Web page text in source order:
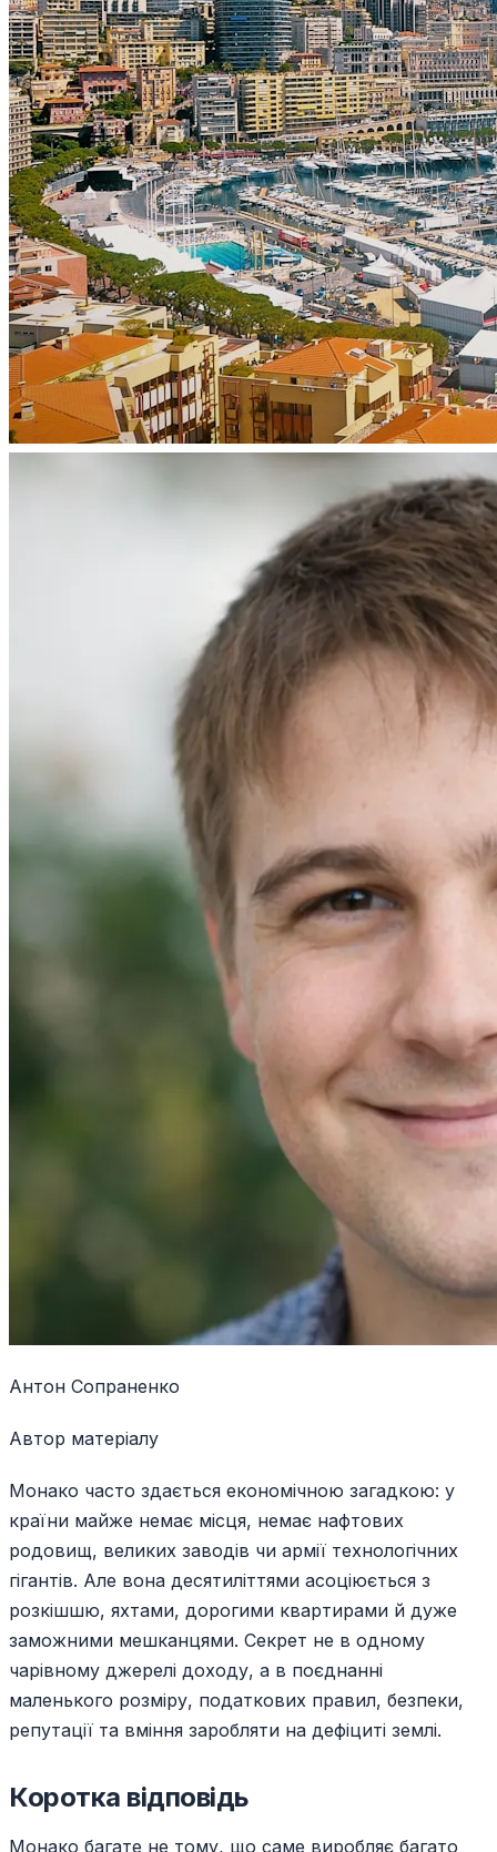
Антон Сопраненко
Автор матеріалу
Монако часто здається економічною загадкою: у
країни майже немає місця, немає нафтових
родовищ, великих заводів чи армії технологічних
гігантів. Але вона десятиліттями асоціюється з
розкішшю, яхтами, дорогими квартирами й дуже
заможними мешканцями. Секрет не в одному
чарівному джерелі доходу, а в поєднанні
маленького розміру, податкових правил, безпеки,
репутації та вміння заробляти на дефіциті землі.
Коротка відповідь
Монако багате не тому, що саме виробляє багато